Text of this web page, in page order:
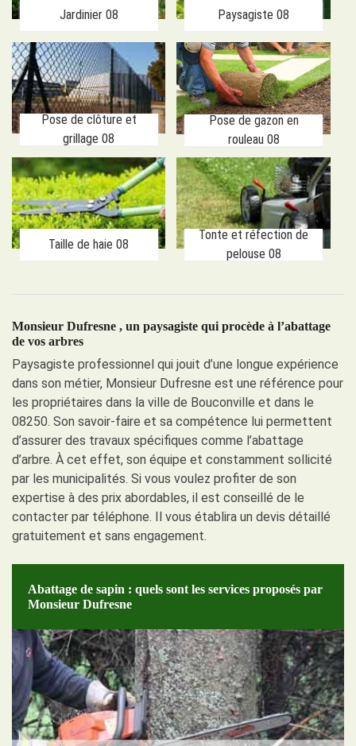
Jardinier 08 Paysagiste 08
Pose de clôture et
grillage 08
Pose de gazon en
rouleau 08
Taille de haie 08
Tonte et réfection de
pelouse 08
Monsieur Dufresne , un paysagiste qui procède à l’abattage
de vos arbres
Paysagiste professionnel qui jouit d’une longue expérience
dans son métier, Monsieur Dufresne est une référence pour
les propriétaires dans la ville de Bouconville et dans le
08250. Son savoir-faire et sa compétence lui permettent
d’assurer des travaux spécifiques comme l’abattage
d’arbre. À cet effet, son équipe et constamment sollicité
par les municipalités. Si vous voulez profiter de son
expertise à des prix abordables, il est conseillé de le
contacter par téléphone. Il vous établira un devis détaillé
gratuitement et sans engagement.
Abattage de sapin : quels sont les services proposés par
Monsieur Dufresne